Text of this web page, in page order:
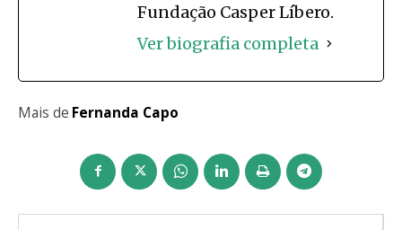
Fundação Casper Líbero.
Ver biografia completa
Mais de Fernanda Capo